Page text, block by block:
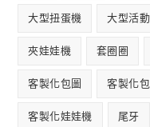
大型扭蛋機 大型活動
夾娃娃機 套圈圈
客製化包圖 客製化
客製化娃娃機 尾牙